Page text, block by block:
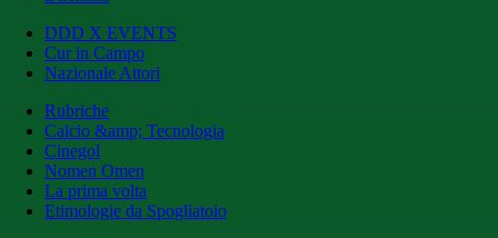
DDD X EVENTS
Cur in Campo
Nazionale Attori
Rubriche
Calcio &amp; Tecnologia
Cinegol
Nomen Omen
La prima volta
Etimologie da Spogliatoio